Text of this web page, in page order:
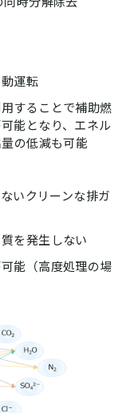
運転
することで補助燃
能となり、エネル
の低減も可能
いクリーンな排ガ
を発生しない
能（高度処理の場